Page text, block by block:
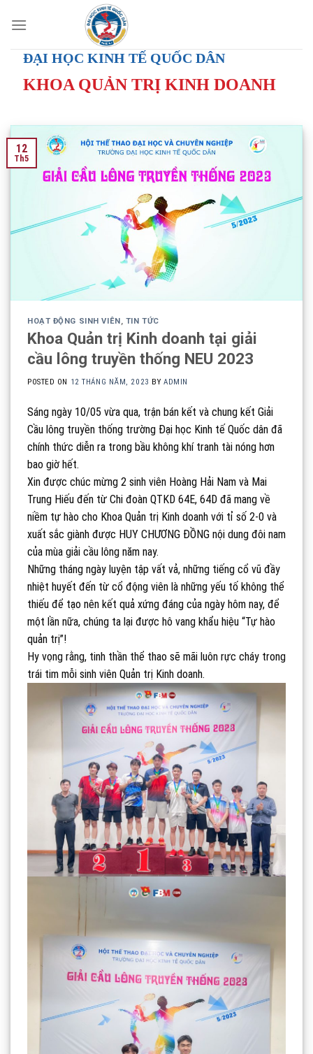
ĐẠI HỌC KINH TẾ QUỐC DÂN
KHOA QUẢN TRỊ KINH DOANH
12
Th5
HOẠT ĐỘNG SINH VIÊN, TIN TỨC
Khoa Quản trị Kinh doanh tại giải
cầu lông truyền thống NEU 2023
POSTED ON 12 THÁNG NĂM, 2023 BY ADMIN
Sáng ngày 10/05 vừa qua, trận bán kết và chung kết Giải
Cầu lông truyền thống trường Đại học Kinh tế Quốc dân đã
chính thức diễn ra trong bầu không khí tranh tài nóng hơn
bao giờ hết.
Xin được chúc mừng 2 sinh viên Hoàng Hải Nam và Mai
Trung Hiếu đến từ Chi đoàn QTKD 64E, 64D đã mang về
niềm tự hào cho Khoa Quản trị Kinh doanh với tỉ số 2-0 và
xuất sắc giành được HUY CHƯƠNG ĐỒNG nội dung đôi nam
của mùa giải cầu lông năm nay.
Những tháng ngày luyện tập vất vả, những tiếng cổ vũ đầy
nhiệt huyết đến từ cổ động viên là những yếu tố không thể
thiếu để tạo nên kết quả xứng đáng của ngày hôm nay, để
một lần nữa, chúng ta lại được hô vang khẩu hiệu “Tự hào
quản trị”!
Hy vọng rằng, tinh thần thể thao sẽ mãi luôn rực cháy trong
trái tim mỗi sinh viên Quản trị Kinh doanh.